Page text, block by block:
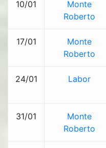
10/01
Monte
Roberto
17/01
Monte
Roberto
24/01 Labor
31/01
Monte
Roberto